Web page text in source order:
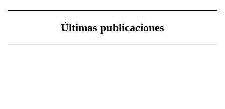
Últimas publicaciones